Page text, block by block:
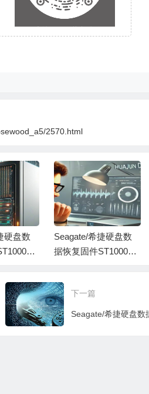
2570.html
硬盘数
全
Seagate/希捷硬盘数
据恢复固件ST1000LM
WDE7V65Q-PC3000
全套 下一篇